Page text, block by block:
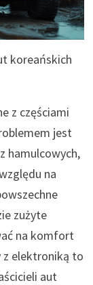
koreańskich
z częściami
jest
hamulcowych,
na
zużyte
na komfort
z elektroniką to
aut